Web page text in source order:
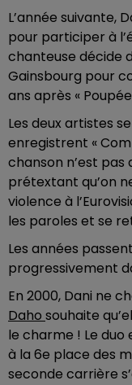
L’année suivante,
pour participer à
chanteuse décide
Gainsbourg pour
ans après «
Les deux artistes
enregistrent «
chanson n’est
prétextant qu’on
violence à
les paroles et se
Les années
progressivement
En 2000, Dani ne
Daho souhaite
le charme ! Le
à la 6e place des
seconde carrière